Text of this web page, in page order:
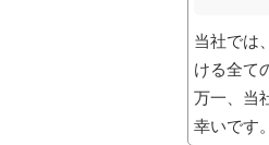
当社では
ける全て
万一、当
幸いです